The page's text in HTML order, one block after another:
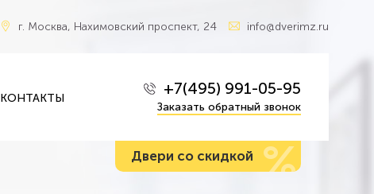
г. Москва, Нахимовский проспект, 24 info@dverimz.ru
КОНТАКТЫ +7(495) 991-05-95
Заказать обратный звонок
Двери со скидкой %